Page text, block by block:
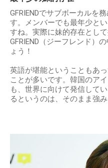
GFRIENDでサブボーカルを
す。メンバーでも最年少と
すね。実際に妹的存在とし
GFRIEND（ジーフレンド）
ょう！
英語が堪能ということもあ
ことが多いです。韓国のア
も、世界に向けて発信して
るというのは、そのまま強み